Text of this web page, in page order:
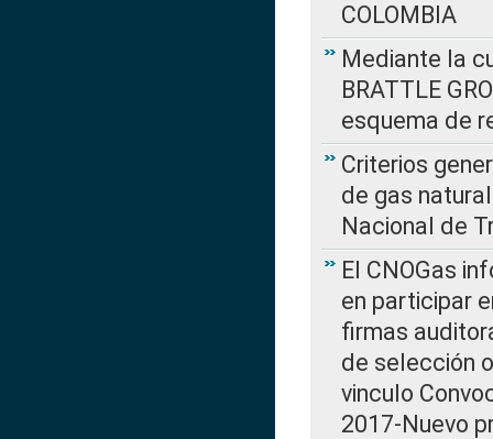
COLOMBIA
Mediante la
BRATTLE
esquema de
Criterios
de gas
Nacional de
El CNOGas
en participar
firmas
de selección
vinculo
2017-Nuevo